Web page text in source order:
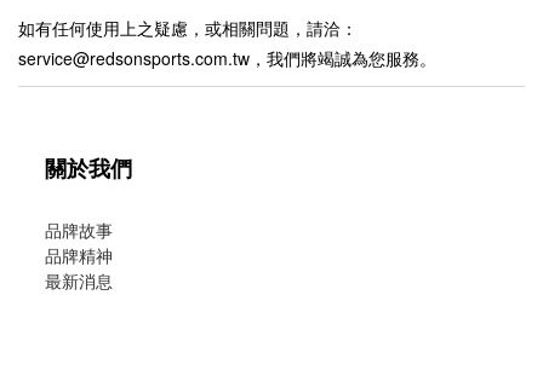
如有任何使用上之疑慮，或相關問題，請洽：
service@redsonsports.com.tw，我們將竭誠為您服務。
關於我們
品牌故事
品牌精神
最新消息